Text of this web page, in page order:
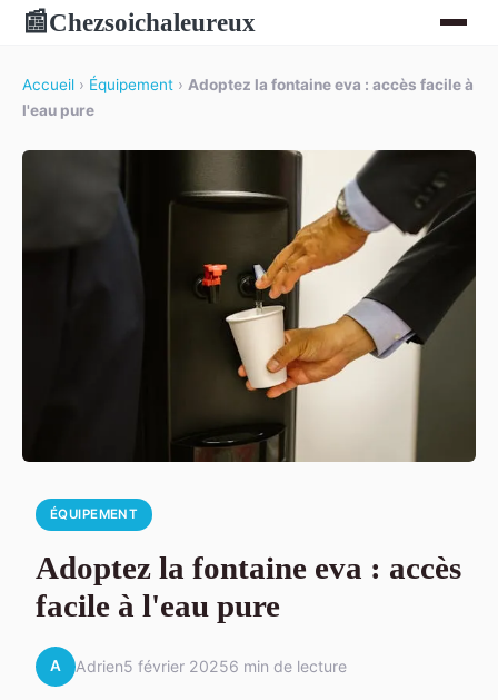
📰Chezsoichaleureux
Accueil › Équipement › Adoptez la fontaine eva : accès facile à
l'eau pure
ÉQUIPEMENT
Adoptez la fontaine eva : accès
facile à l'eau pure
A Adrien5 février 20256 min de lecture